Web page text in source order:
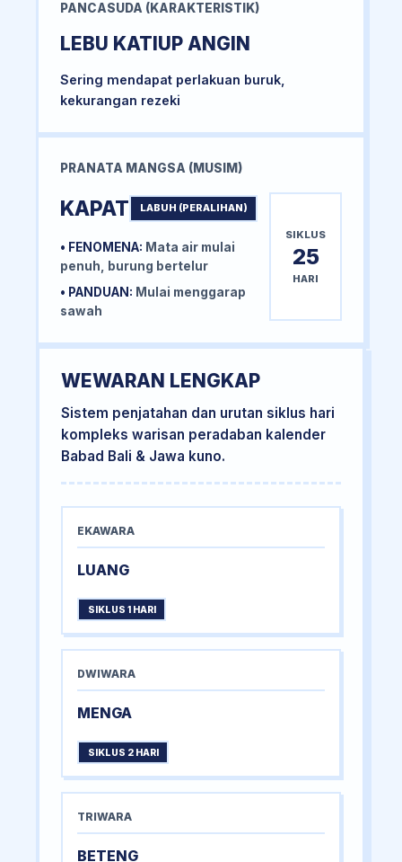
PANCASUDA (KARAKTERISTIK)
LEBU KATIUP ANGIN
Sering mendapat perlakuan buruk,
kekurangan rezeki
PRANATA MANGSA (MUSIM)
KAPAT LABUH (PERALIHAN)
• FENOMENA: Mata air mulai
penuh, burung bertelur
• PANDUAN: Mulai menggarap
sawah
SIKLUS
25
HARI
WEWARAN LENGKAP
Sistem penjatahan dan urutan siklus hari
kompleks warisan peradaban kalender
Babad Bali & Jawa kuno.
EKAWARA
LUANG
SIKLUS 1 HARI
DWIWARA
MENGA
SIKLUS 2 HARI
TRIWARA
BETENG